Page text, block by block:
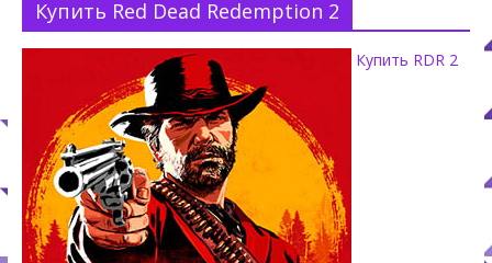
Купить Red Dead Redemption 2
Купить RDR 2